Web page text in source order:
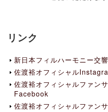
リンク
新日本フィルハーモニー交
佐渡裕オフィシャル
佐渡裕オフィシャルファン
Facebook
佐渡裕オフィシャルファン